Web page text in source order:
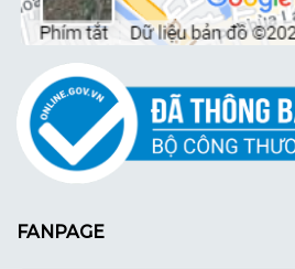
FANPAGE